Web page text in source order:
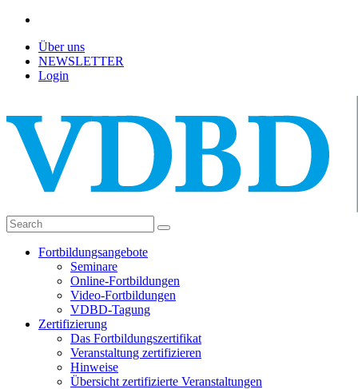
Über uns
NEWSLETTER
Login
Fortbildungsangebote
Seminare
Online-Fortbildungen
Video-Fortbildungen
VDBD-Tagung
Zertifizierung
Das Fortbildungszertifikat
Veranstaltung zertifizieren
Hinweise
Übersicht zertifizierte Veranstaltungen